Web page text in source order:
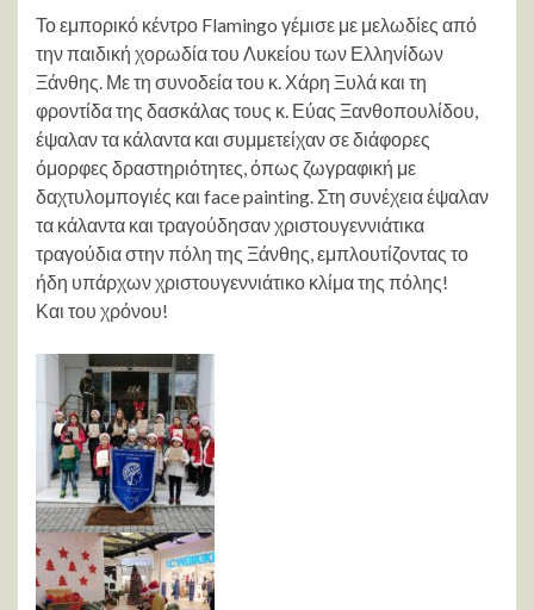
Το εμπορικό κέντρο Flamingo γέμισε με μελωδίες από
την παιδική χορωδία του Λυκείου των Ελληνίδων
Ξάνθης. Με τη συνοδεία του κ. Χάρη Ξυλά και τη
φροντίδα της δασκάλας τους κ. Εύας Ξανθοπουλίδου,
έψαλαν τα κάλαντα και συμμετείχαν σε διάφορες
όμορφες δραστηριότητες, όπως ζωγραφική με
δαχτυλομπογιές και face painting. Στη συνέχεια έψαλαν
τα κάλαντα και τραγούδησαν χριστουγεννιάτικα
τραγούδια στην πόλη της Ξάνθης, εμπλουτίζοντας το
ήδη υπάρχων χριστουγεννιάτικο κλίμα της πόλης!
Και του χρόνου!